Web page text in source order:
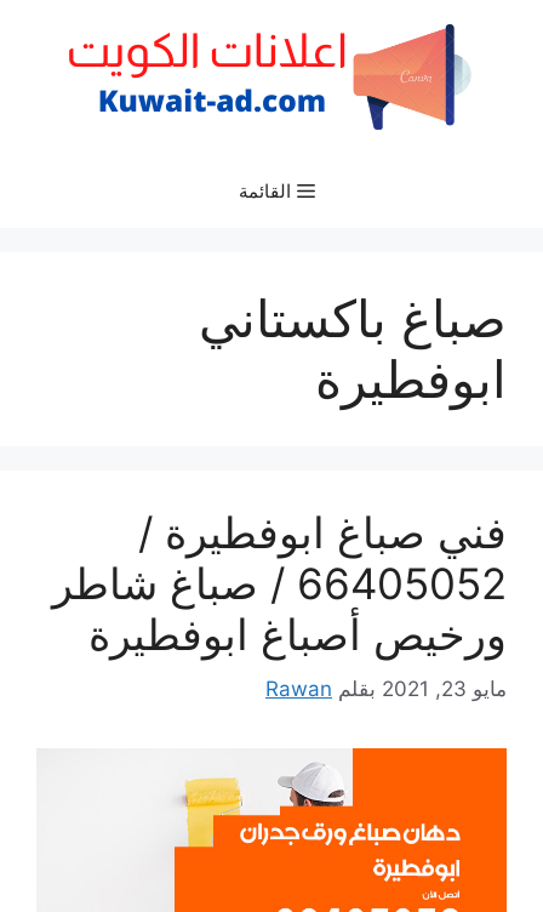
القائمة
صباغ باكستاني
ابوفطيرة
فني صباغ ابوفطيرة /
66405052 / صباغ شاطر
ورخيص أصباغ ابوفطيرة
مايو 23, 2021 بقلم Rawan